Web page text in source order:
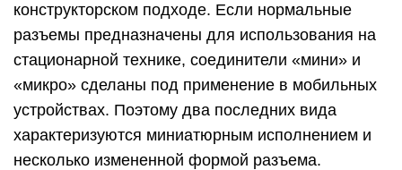
конструкторском подходе. Если нормальные
разъемы предназначены для использования на
стационарной технике, соединители «мини» и
«микро» сделаны под применение в мобильных
устройствах. Поэтому два последних вида
характеризуются миниатюрным исполнением и
несколько измененной формой разъема.